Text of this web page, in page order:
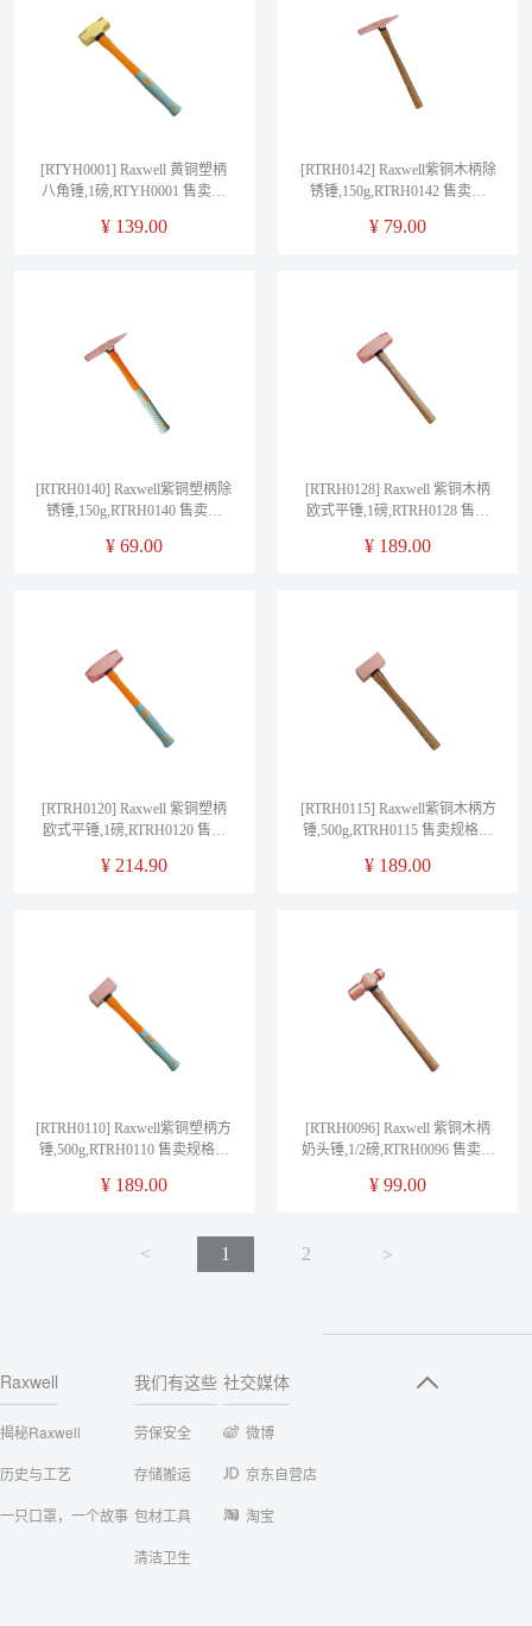
[RTYH0001] Raxwell 黄铜塑柄
八角锤,1磅,RTYH0001 售卖规
¥ 139.00
[RTRH0142] Raxwell紫铜木柄除
锈锤,150g,RTRH0142 售卖规
¥ 79.00
[RTRH0140] Raxwell紫铜塑柄除
锈锤,150g,RTRH0140 售卖规
¥ 69.00
[RTRH0128] Raxwell 紫铜木柄
欧式平锤,1磅,RTRH0128 售卖
¥ 189.00
[RTRH0120] Raxwell 紫铜塑柄
欧式平锤,1磅,RTRH0120 售卖
¥ 214.90
[RTRH0115] Raxwell紫铜木柄方
锤,500g,RTRH0115 售卖规格：
¥ 189.00
[RTRH0110] Raxwell紫铜塑柄方
锤,500g,RTRH0110 售卖规格：
¥ 189.00
[RTRH0096] Raxwell 紫铜木柄
奶头锤,1/2磅,RTRH0096 售卖规
¥99.00
< 1 2 <
Raxwell
揭秘Raxwell
历史与工艺
一只口罩，一个故事
我们有这些
劳保安全
存储搬运
包材工具
清洁卫生
社交媒体
微博
京东自营店
淘宝